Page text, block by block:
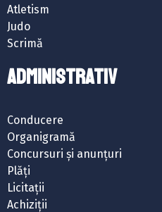
Atletism
Judo
Scrimă
ADMINISTRATIV
Conducere
Organigramă
Concursuri și anunțuri
Plăți
Licitații
Achiziții